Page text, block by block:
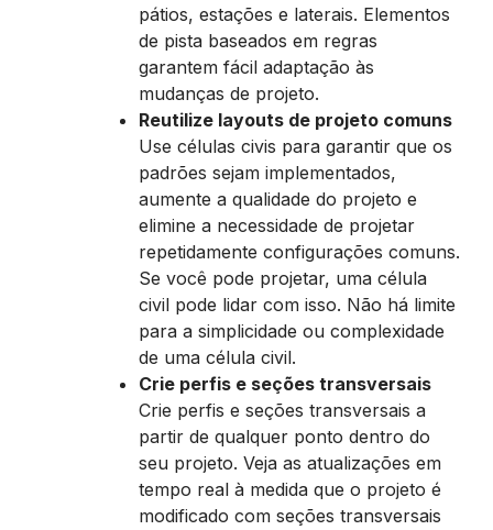
pátios, estações e laterais. Elementos
de pista baseados em regras
garantem fácil adaptação às
mudanças de projeto.
Reutilize layouts de projeto comuns
Use células civis para garantir que os
padrões sejam implementados,
aumente a qualidade do projeto e
elimine a necessidade de projetar
repetidamente configurações comuns.
Se você pode projetar, uma célula
civil pode lidar com isso. Não há limite
para a simplicidade ou complexidade
de uma célula civil.
Crie perfis e seções transversais
​Crie perfis e seções transversais a
partir de qualquer ponto dentro do
seu projeto. Veja as atualizações em
tempo real à medida que o projeto é
modificado com seções transversais